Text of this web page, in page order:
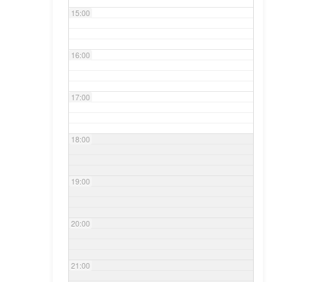
15:00
16:00
17:00
18:00
19:00
20:00
21:00